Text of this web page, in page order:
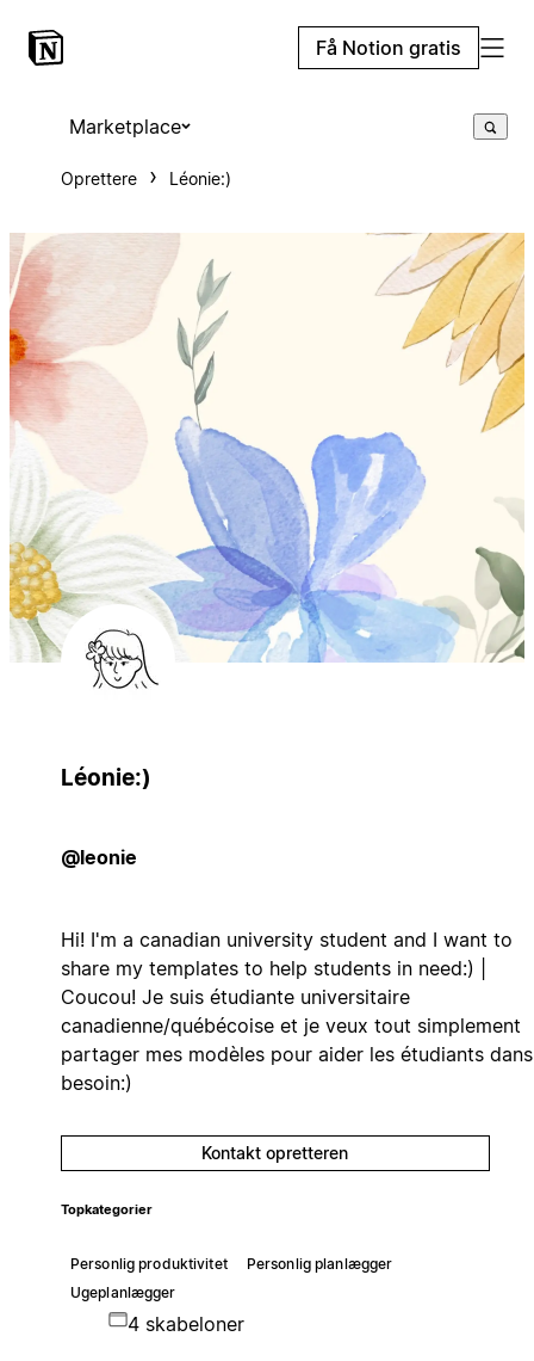
Få Notion gratis
Marketplace
Oprettere Léonie:)
Léonie:)
@leonie
Hi! I'm a canadian university student and I want to
share my templates to help students in need:) |
Coucou! Je suis étudiante universitaire
canadienne/québécoise et je veux tout simplement
partager mes modèles pour aider les étudiants
besoin:)
Kontakt opretteren
Topkategorier
Personlig produktivitet
Personlig planlægger
Ugeplanlægger
4 skabeloner